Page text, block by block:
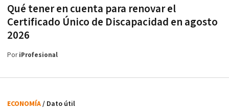
Qué tener en cuenta para renovar el
Certificado Único de Discapacidad en agosto
2026
PoriProfesional
ECONOMÍA/ Dato útil